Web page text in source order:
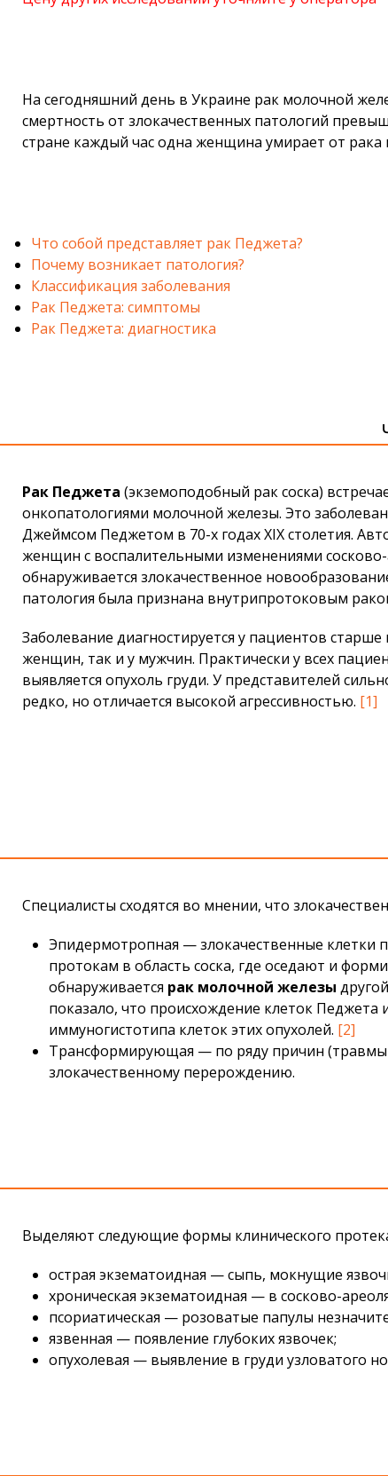
На сегодняшний день в Украине рак молочной
смертность от злокачественных патологий
стране каждый час одна женщина умирает от
Что собой представляет рак Педжета?
Почему возникает патология?
Классификация заболевания
Рак Педжета: симптомы
Рак Педжета: диагностика
Рак Педжета (экземоподобный рак соска)
онкопатологиями молочной железы. Это
Джеймсом Педжетом в 70-х годах XIX столетия.
женщин с воспалительными изменениями
обнаруживается злокачественное
патология была признана внутрипротоковым
Заболевание диагностируется у пациентов старше
женщин, так и у мужчин. Практически у всех
выявляется опухоль груди. У представителей
редко, но отличается высокой агрессивностью. [1]
Специалисты сходятся во мнении, что
Эпидермотропная — злокачественные клетки
протокам в область соска, где оседают и
обнаруживается рак молочной железы
показало, что происхождение клеток
иммуногистотипа клеток этих опухолей. [2]
Трансформирующая — по ряду причин (травмы
злокачественному перерождению.
Выделяют следующие формы клинического
острая экзематоидная — сыпь, мокнущие
хроническая экзематоидная — в сосково-
псориатическая — розоватые папулы
язвенная — появление глубоких язвочек;
опухолевая — выявление в груди узловатого